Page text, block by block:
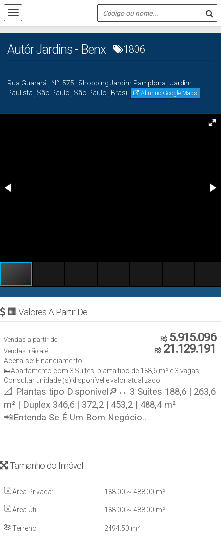
Autór Jardins - Benx 1806
Rua Guarará N°: 575 Shopping Jardim Pamplona
Jardim
Paulista
São Paulo São Paulo Brasil Abrir no Google Maps
🏢 Valores A Partir De
R$5.915.096
Vendas a partir de
R$21.129.191
Vendas irão até
Aceita-se: Financiamento
🛌Apartamento com 3 Suítes, planta tipo de 188,6 m² e 3 vagas;
Consultar unidade (s) disponível e valor atualizado.
📐 Plantas tipo Disponível🔎↔ 3 Suítes 188,6 | 263,6
m² | Duplex 346,6 | 372,2 | 453,2 | 488,4 m²
📲Entenda Se É Um Bom Negócio...
Tamanho do Imóvel
Área Privada: 188.00 ~ 488.00 m²
Área Útil: 188.00 ~ 488.00 m²
Terreno: 2494.50 m²